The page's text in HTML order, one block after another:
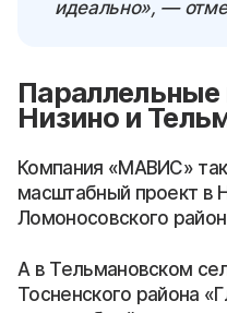
идеально», —
Параллельные
Низино и
Компания «МАВИС»
масштабный проект в
Ломоносовского
А в Тельмановском
Тосненского района